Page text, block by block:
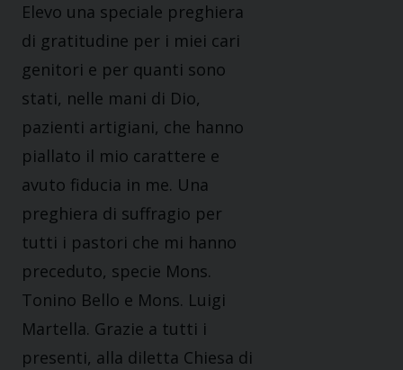
Elevo una speciale preghiera
di gratitudine per i miei cari
genitori e per quanti sono
stati, nelle mani di Dio,
pazienti artigiani, che hanno
piallato il mio carattere e
avuto fiducia in me. Una
preghiera di suffragio per
tutti i pastori che mi hanno
preceduto, specie Mons.
Tonino Bello e Mons. Luigi
Martella. Grazie a tutti i
presenti, alla diletta Chiesa di